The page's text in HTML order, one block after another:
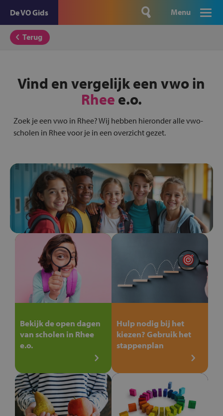
De VO Gids Menu
Terug
Vind en vergelijk een vwo in
Rhee e.o.
Zoek je een vwo in Rhee? Wij hebben hieronder alle vwo-
scholen in Rhee voor je in een overzicht gezet.
Bekijk de open dagen
van scholen in Rhee
e.o.
Hulp nodig bij het
kiezen? Gebruik het
stappenplan